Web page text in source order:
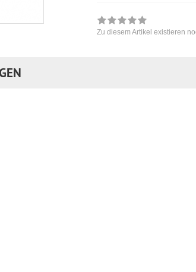
Zu diesem Artikel existieren